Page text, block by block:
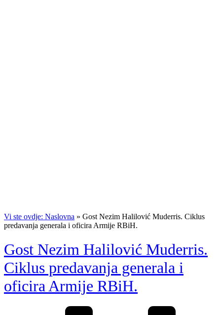
Vi ste ovdje: Naslovna » Gost Nezim Halilović Muderris. Ciklus
predavanja generala i oficira Armije RBiH.
Gost Nezim Halilović Muderris.
Ciklus predavanja generala i
oficira Armije RBiH.